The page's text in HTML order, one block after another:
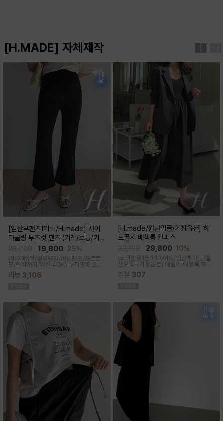
[H.MADE] 자체제작
[임산부팬츠1위✨/H.made] 사이
다쿨링 부츠컷 팬츠 (키작/보통/키
19,800 25%
(재구매1위/쿨링냉감/여름팬츠/차르르
핏/만삭까지/임산부OK) 누적판매 2만
성이 뛰어나 쾌적한 착용감으로 여름시
리뷰 3,106
[H.made/원단업글/기장옵션] 하
트골지 배색롱 원피스
29,800 10%
(코디활용1등/레이어드/임산부가능/출
산후쭉-/기장옵션) 데일리,여행룩,하객
룩,출근룩 OK! 하트넥 디자인으로 여성
스러움이 물씬 느껴지고 맥시한 기장감
리뷰 307